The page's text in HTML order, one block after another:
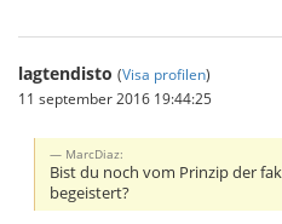
lagtendisto (Visa profilen)
11 september 2016 19:44:25
MarcDiaz:
Bist du noch vom Prinzip der
begeistert?